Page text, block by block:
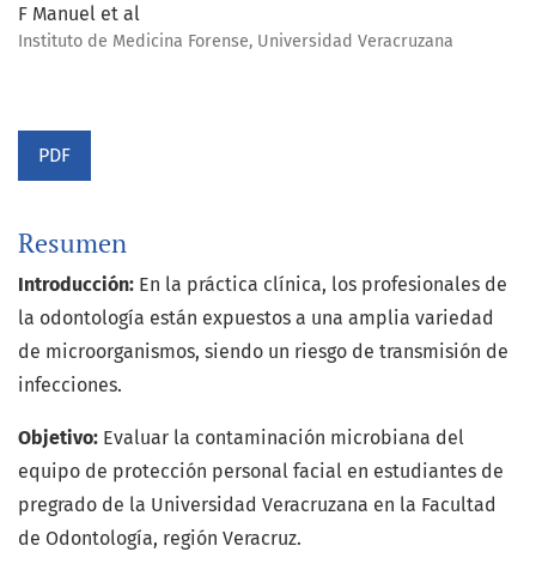
F Manuel et al
Instituto de Medicina Forense, Universidad Veracruzana
PDF
Resumen
Introducción: En la práctica clínica, los profesionales de
la odontología están expuestos a una amplia variedad
de microorganismos, siendo un riesgo de transmisión de
infecciones.
Objetivo: Evaluar la contaminación microbiana del
equipo de protección personal facial en estudiantes de
pregrado de la Universidad Veracruzana en la Facultad
de Odontología, región Veracruz.